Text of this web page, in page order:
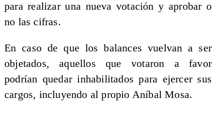
para realizar una nueva votación y aprobar o
no las cifras.
En caso de que los balances vuelvan a ser
objetados, aquellos que votaron a favor
podrían quedar inhabilitados para ejercer sus
cargos, incluyendo al propio Aníbal Mosa.